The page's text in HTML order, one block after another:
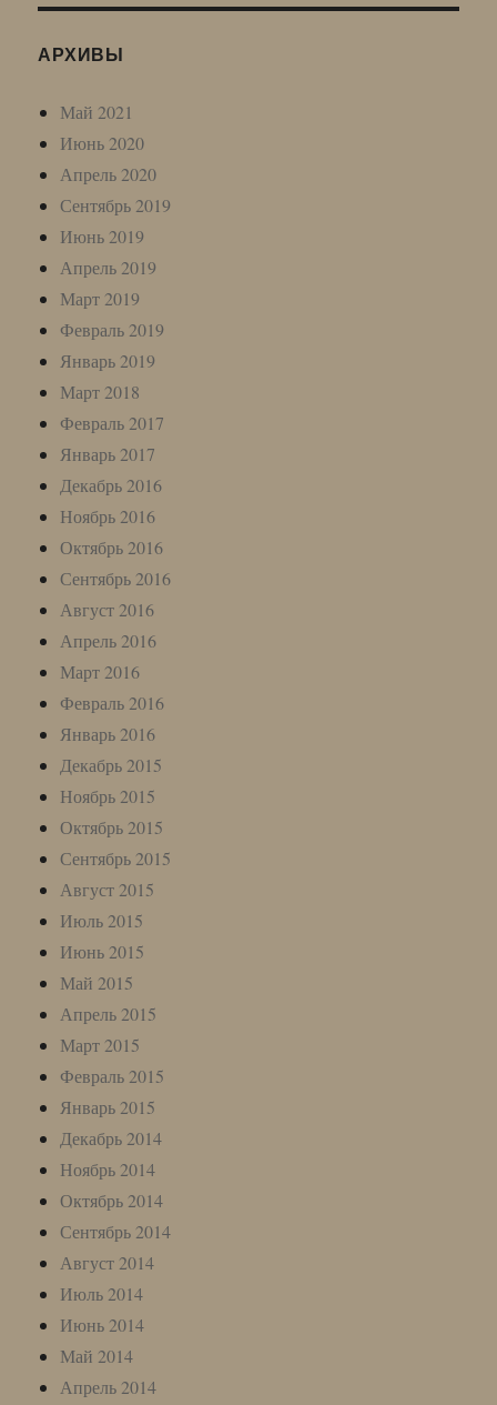
АРХИВЫ
Май 2021
Июнь 2020
Апрель 2020
Сентябрь 2019
Июнь 2019
Апрель 2019
Март 2019
Февраль 2019
Январь 2019
Март 2018
Февраль 2017
Январь 2017
Декабрь 2016
Ноябрь 2016
Октябрь 2016
Сентябрь 2016
Август 2016
Апрель 2016
Март 2016
Февраль 2016
Январь 2016
Декабрь 2015
Ноябрь 2015
Октябрь 2015
Сентябрь 2015
Август 2015
Июль 2015
Июнь 2015
Май 2015
Апрель 2015
Март 2015
Февраль 2015
Январь 2015
Декабрь 2014
Ноябрь 2014
Октябрь 2014
Сентябрь 2014
Август 2014
Июль 2014
Июнь 2014
Май 2014
Апрель 2014